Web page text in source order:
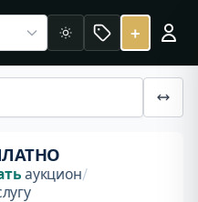
в Беларуси
площадке DoIt в
% - премиум класса.
- шоколад, Барановичи
Светлая +
аукцион/